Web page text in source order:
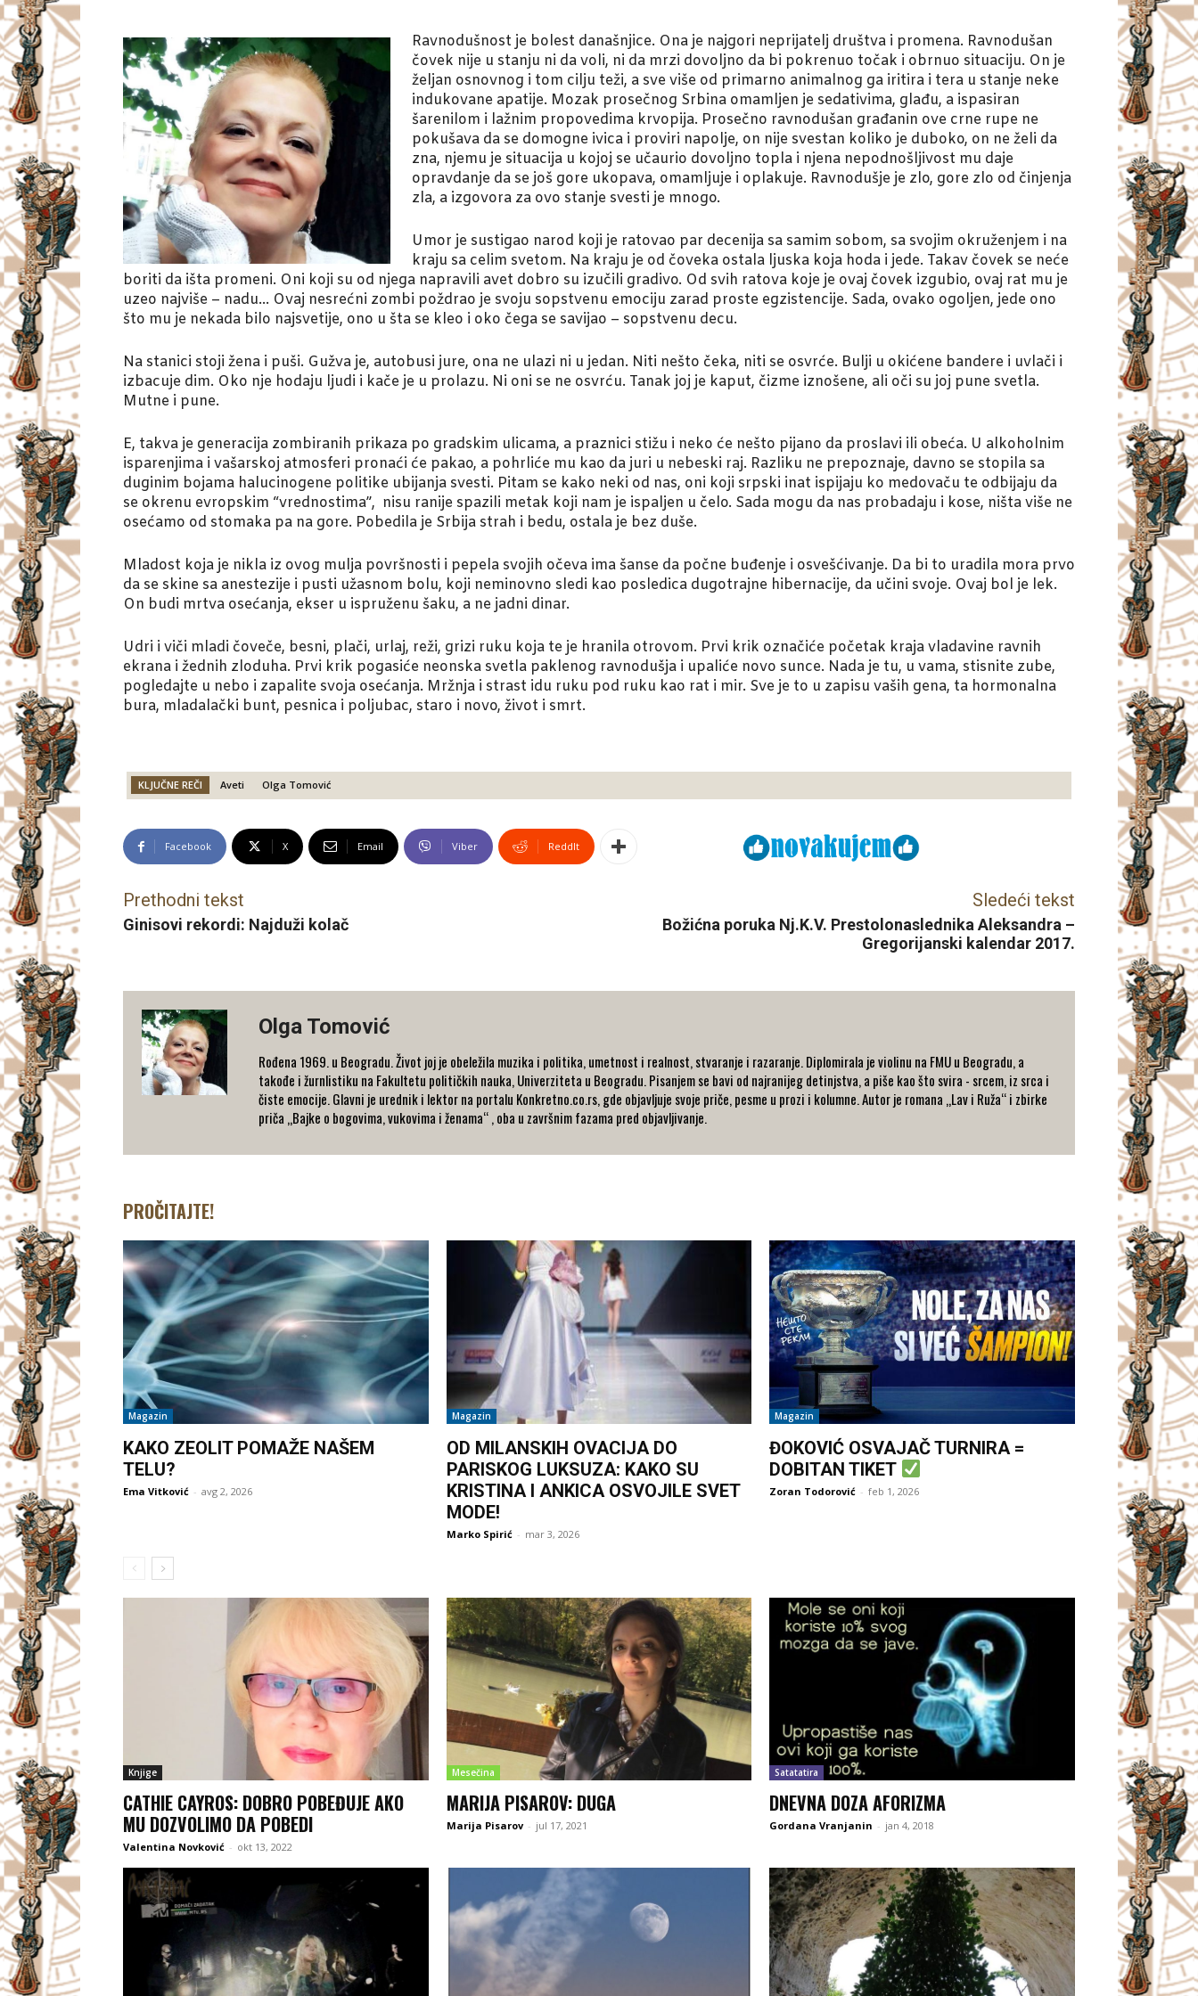
Ravnodušnost je bolest današnjice. Ona je najgori neprijatelj društva i promena. Ravnodušan
čovek nije u stanju ni da voli, ni da mrzi dovoljno da bi pokrenuo točak i obrnuo situaciju. On je
željan osnovnog i tom cilju teži, a sve više od primarno animalnog ga iritira i tera u stanje neke
indukovane apatije. Mozak prosečnog Srbina omamljen je sedativima, glađu, a ispasiran
šarenilom i lažnim propovedima krvopija. Prosečno ravnodušan građanin ove crne rupe ne
pokušava da se domogne ivica i proviri napolje, on nije svestan koliko je duboko, on ne želi da
zna, njemu je situacija u kojoj se učaurio dovoljno topla i njena nepodnošljivost mu daje
opravdanje da se još gore ukopava, omamljuje i oplakuje. Ravnodušje je zlo, gore zlo od činjenja
zla, a izgovora za ovo stanje svesti je mnogo.
Umor je sustigao narod koji je ratovao par decenija sa samim sobom, sa svojim okruženjem i na
kraju sa celim svetom. Na kraju je od čoveka ostala ljuska koja hoda i jede. Takav čovek se neće
boriti da išta promeni. Oni koji su od njega napravili avet dobro su izučili gradivo. Od svih ratova koje je ovaj čovek izgubio, ovaj rat mu je
uzeo najviše – nadu… Ovaj nesrećni zombi poždrao je svoju sopstvenu emociju zarad proste egzistencije. Sada, ovako ogoljen, jede ono
što mu je nekada bilo najsvetije, ono u šta se kleo i oko čega se savijao – sopstvenu decu.
Na stanici stoji žena i puši. Gužva je, autobusi jure, ona ne ulazi ni u jedan. Niti nešto čeka, niti se osvrće. Bulji u okićene bandere i uvlači i
izbacuje dim. Oko nje hodaju ljudi i kače je u prolazu. Ni oni se ne osvrću. Tanak joj je kaput, čizme iznošene, ali oči su joj pune svetla.
Mutne i pune.
E, takva je generacija zombiranih prikaza po gradskim ulicama, a praznici stižu i neko će nešto pijano da proslavi ili obeća. U alkoholnim
isparenjima i vašarskoj atmosferi pronaći će pakao, a pohrliće mu kao da juri u nebeski raj. Razliku ne prepoznaje, davno se stopila sa
duginim bojama halucinogene politike ubijanja svesti. Pitam se kako neki od nas, oni koji srpski inat ispijaju ko medovaču te odbijaju da
se okrenu evropskim “vrednostima”, nisu ranije spazili metak koji nam je ispaljen u čelo. Sada mogu da nas probadaju i kose, ništa više ne
osećamo od stomaka pa na gore. Pobedila je Srbija strah i bedu, ostala je bez duše.
Mladost koja je nikla iz ovog mulja površnosti i pepela svojih očeva ima šanse da počne buđenje i osvešćivanje. Da bi to uradila mora prvo
da se skine sa anestezije i pusti užasnom bolu, koji neminovno sledi kao posledica dugotrajne hibernacije, da učini svoje. Ovaj bol je lek.
On budi mrtva osećanja, ekser u ispruženu šaku, a ne jadni dinar.
Udri i viči mladi čoveče, besni, plači, urlaj, reži, grizi ruku koja te je hranila otrovom. Prvi krik označiće početak kraja vladavine ravnih
ekrana i žednih zloduha. Prvi krik pogasiće neonska svetla paklenog ravnodušja i upaliće novo sunce. Nada je tu, u vama, stisnite zube,
pogledajte u nebo i zapalite svoja osećanja. Mržnja i strast idu ruku pod ruku kao rat i mir. Sve je to u zapisu vaših gena, ta hormonalna
bura, mladalački bunt, pesnica i poljubac, staro i novo, život i smrt.
KLJUČNE REČI Aveti Olga Tomović
Facebook X Email Viber ReddIt
Prethodni tekst
Ginisovi rekordi: Najduži kolač
Sledeći tekst
Božićna poruka Nj.K.V. Prestolonaslednika Aleksandra –
Gregorijanski kalendar 2017.
Olga Tomović
Rođena 1969. u Beogradu. Život joj je obeležila muzika i politika, umetnost i realnost, stvaranje i razaranje. Diplomirala je violinu na FMU u Beogradu, a
takođe i žurnlistiku na Fakultetu političkih nauka, Univerziteta u Beogradu. Pisanjem se bavi od najranijeg detinjstva, a piše kao što svira - srcem, iz srca i
čiste emocije. Glavni je urednik i lektor na portalu Konkretno.co.rs, gde objavljuje svoje priče, pesme u prozi i kolumne. Autor je romana „Lav i Ruža“ i zbirke
priča „Bajke o bogovima, vukovima i ženama“ , oba u završnim fazama pred objavljivanje.
PROČITAJTE!
Magazin
KAKO ZEOLIT POMAŽE NAŠEM
TELU?
Ema Vitković - avg 2, 2026
Magazin
OD MILANSKIH OVACIJA DO
PARISKOG LUKSUZA: KAKO SU
KRISTINA I ANKICA OSVOJILE SVET
MODE!
Marko Spirić - mar 3, 2026
Magazin
ĐOKOVIĆ OSVAJAČ TURNIRA =
DOBITAN TIKET
Zoran Todorović - feb 1, 2026
Knjige
CATHIE CAYROS: DOBRO POBEĐUJE AKO
MU DOZVOLIMO DA POBEDI
Valentina Novković - okt 13, 2022
Mesečina
MARIJA PISAROV: DUGA
Marija Pisarov - jul 17, 2021
Satatatira
DNEVNA DOZA AFORIZMA
Gordana Vranjanin - jan 4, 2018